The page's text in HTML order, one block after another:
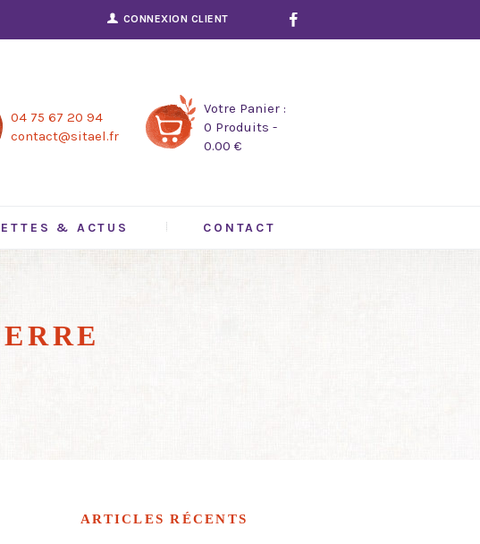
CONNEXION CLIENT
04 75 67 20 94
contact@sitael.fr
Votre Panier :
0 Produits -
0.00 €
& ACTUS CONTACT
ARTICLES RÉCENTS